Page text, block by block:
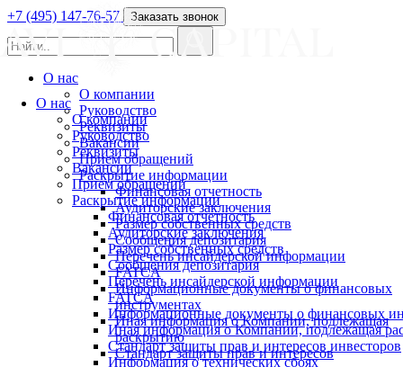
О нас
О компании
Руководство
Реквизиты
Вакансии
Прием обращений
Раскрытие информации
Финансовая отчетность
Аудиторские заключения
Размер собственных средств
Сообщения депозитария
Перечень инсайдерской информации
FATCA
Информационные документы о финансовых
Иная информация о Компании, подлежащая
Стандарт защиты прав и интересов инвесторов
Информация о технических сбоях
+7 (495) 147-76-57 Заказать звонок
О нас
О компании
Руководство
Реквизиты
Вакансии
Прием обращений
Раскрытие информации
Финансовая отчетность
Аудиторские заключения
Размер собственных средств
Сообщения депозитария
Перечень инсайдерской информации
FATCA
Информационные документы о финансовых
инструментах
Иная информация о Компании, подлежащая
раскрытию
Стандарт защиты прав и интересов